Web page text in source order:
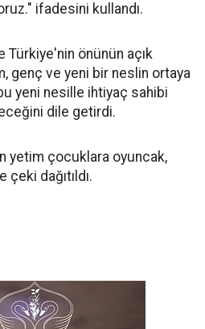
ifadesini kullandı.
önünün açık
genç ve yeni bir neslin ortaya
yeni nesille ihtiyaç sahibi
dile getirdi.
yetim çocuklara oyuncak,
dağıtıldı.